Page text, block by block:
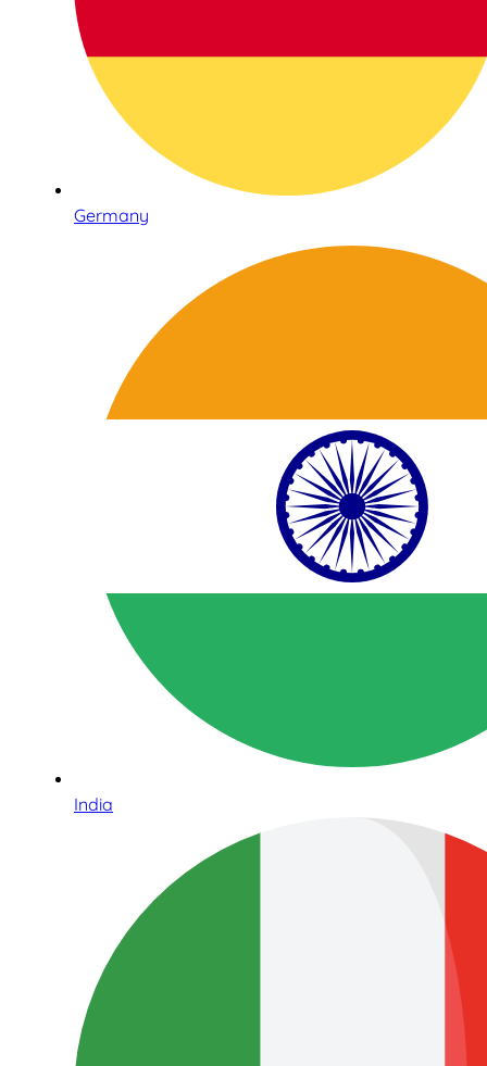
Germany
India